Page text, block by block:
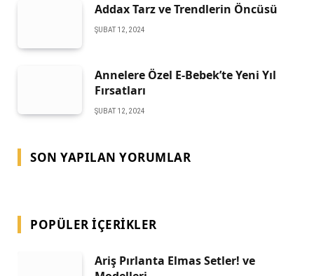
Addax Tarz ve Trendlerin Öncüsü
ŞUBAT 12, 2024
Annelere Özel E-Bebek’te Yeni Yıl
Fırsatları
ŞUBAT 12, 2024
SON YAPILAN YORUMLAR
POPÜLER İÇERIKLER
Ariş Pırlanta Elmas Setler! ve